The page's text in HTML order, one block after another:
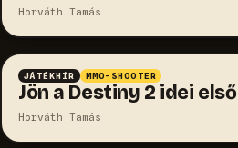
Horváth Tamás
JÁTÉKHÍR MMO-SHOOTER
Jön a Destiny 2 idei
Horváth Tamás